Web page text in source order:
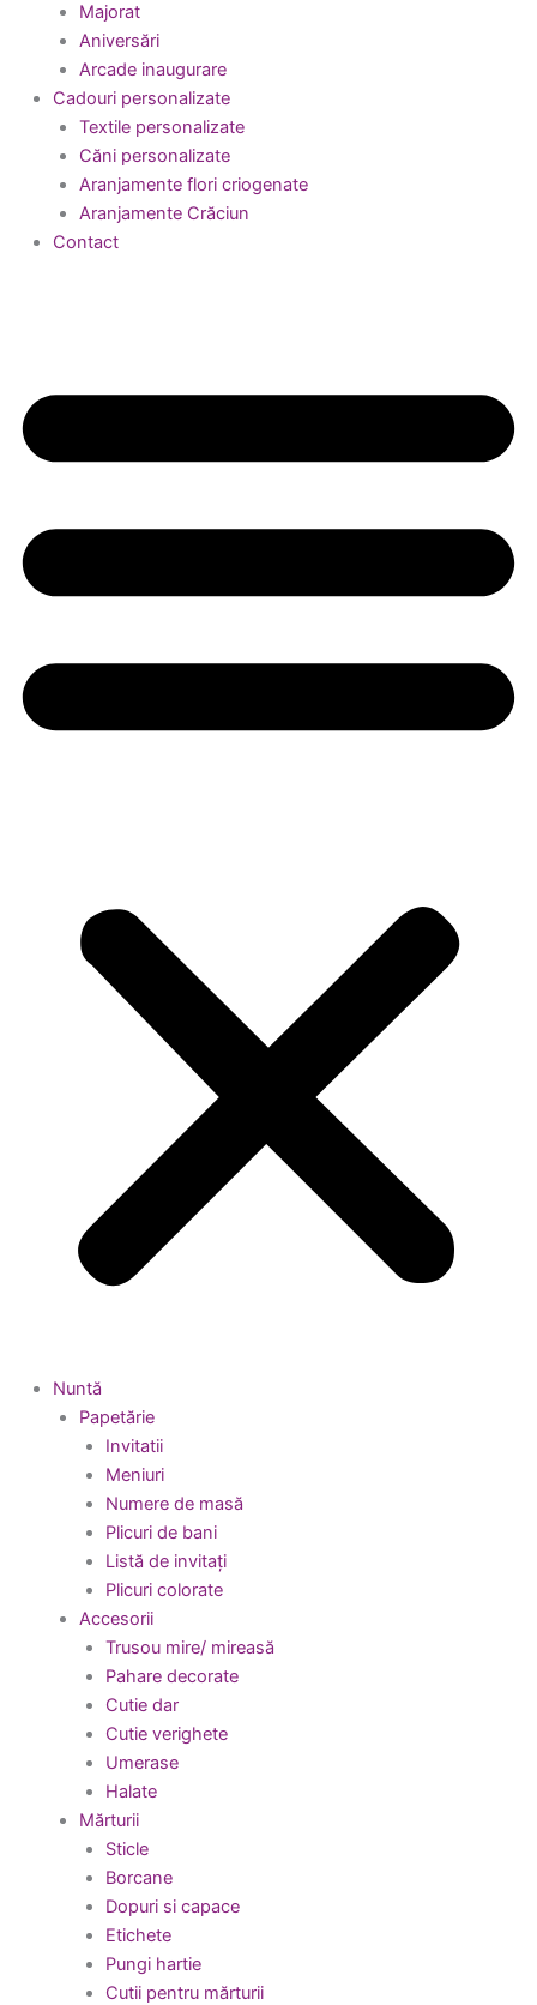
Majorat
Aniversări
Arcade inaugurare
Cadouri personalizate
Textile personalizate
Căni personalizate
Aranjamente flori criogenate
Aranjamente Crăciun
Contact
Nuntă
Papetărie
Invitatii
Meniuri
Numere de masă
Plicuri de bani
Listă de invitați
Plicuri colorate
Accesorii
Trusou mire/ mireasă
Pahare decorate
Cutie dar
Cutie verighete
Umerase
Halate
Mărturii
Sticle
Borcane
Dopuri si capace
Etichete
Pungi hartie
Cutii pentru mărturii